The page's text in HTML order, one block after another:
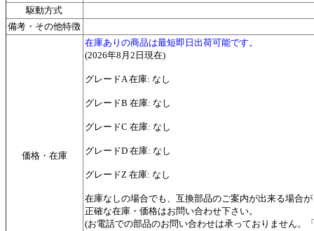
駆動方式
備考・その他特徴
価格・在庫
在庫ありの商品は最短即日出荷可能です。
(2026年8月2日現在)
グレードA 在庫: なし
グレードB 在庫: なし
グレードC 在庫: なし
グレードD 在庫: なし
グレードZ 在庫: なし
在庫なしの場合でも、互換部品のご案内が出来る場合
正確な在庫・価格はお問い合わせ下さい。
(お電話での部品のお問い合わせは承っておりません。